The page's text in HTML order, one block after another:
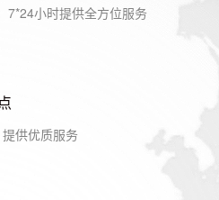
7*24小时提供全方位服务
供优质服务